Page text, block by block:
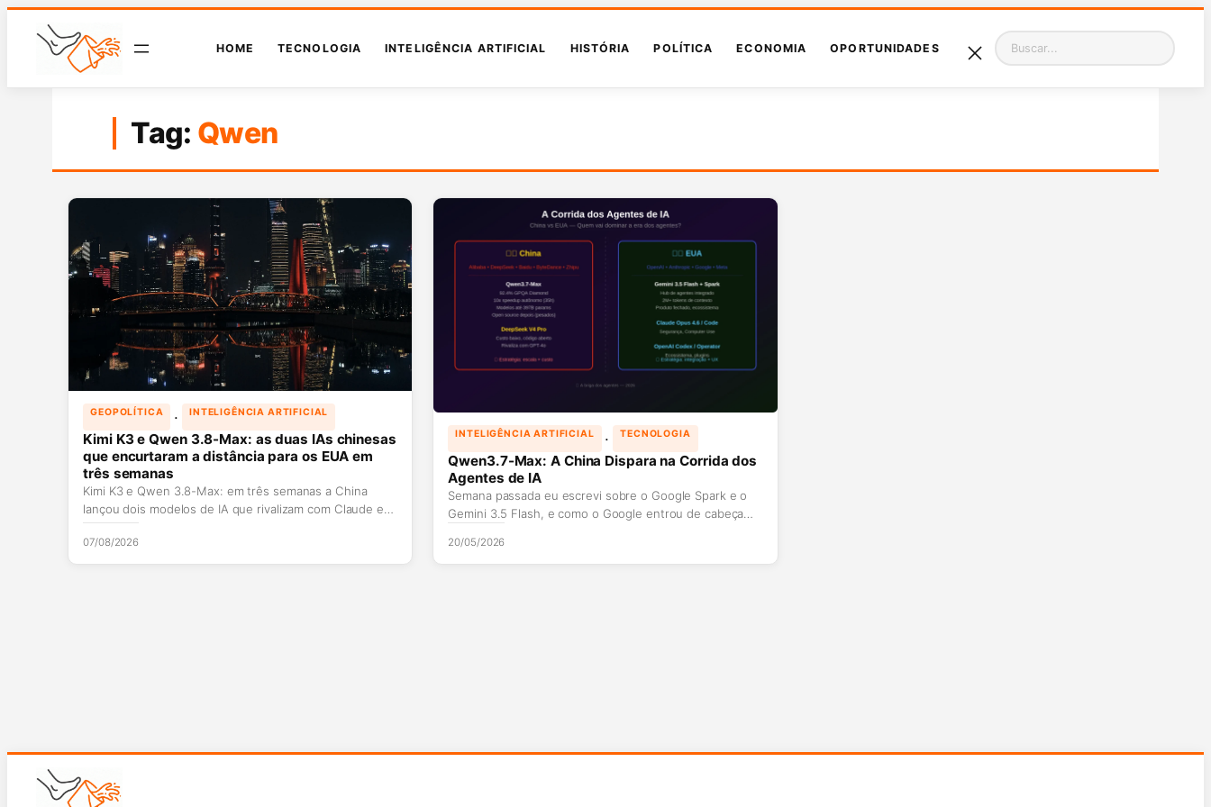
HOME TECNOLOGIA INTELIGÊNCIA ARTIFICIAL HISTÓRIA POLÍTICA ECONOMIA OPORTUNIDADES Pesquisar
Tag: Qwen
GEOPOLÍTICA · INTELIGÊNCIA ARTIFICIAL
Kimi K3 e Qwen 3.8-Max: as duas IAs chinesas
que encurtaram a distância para os EUA em
três semanas
Kimi K3 e Qwen 3.8-Max: em três semanas a China
lançou dois modelos de IA que rivalizam com Claude e…
07/08/2026
INTELIGÊNCIA ARTIFICIAL · TECNOLOGIA
Qwen3.7-Max: A China Dispara na Corrida dos
Agentes de IA
Semana passada eu escrevi sobre o Google Spark e o
Gemini 3.5 Flash, e como o Google entrou de cabeça…
20/05/2026